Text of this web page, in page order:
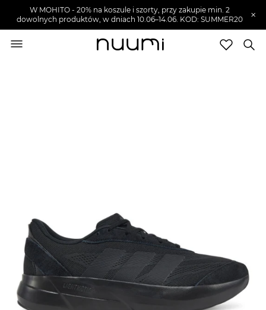
W MOHITO - 20% na koszule i szorty, przy zakupie min. 2
dowolnych produktów, w dniach 10.06–14.06. KOD: SUMMER20
×